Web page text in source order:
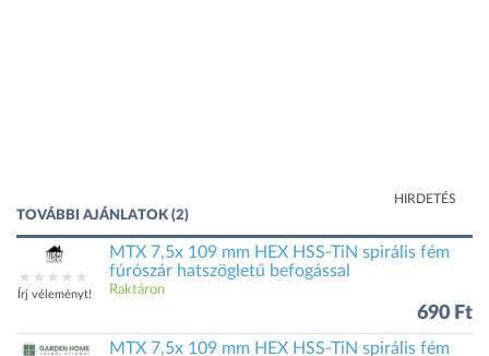
HIRDETÉS
TOVÁBBI AJÁNLATOK (2)
Írj véleményt!
MTX 7,5x 109 mm HEX HSS-TiN spirális fém
fúrószár hatszögletű befogással
Raktáron
690 Ft
MTX 7,5x 109 mm HEX HSS-TiN spirális fém